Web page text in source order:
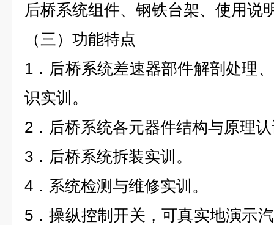
后桥系统组件、钢铁台架、使用说
（三） 功能特点
1．后桥系统差速器部件解剖处理
识实训。
2．后桥系统各元器件结构与原理
3．后桥系统拆装实训。
4．系统检测与维修实训。
5．操纵控制开关，可真实地演示